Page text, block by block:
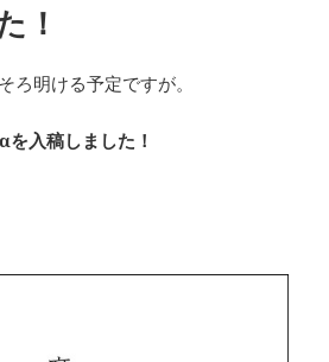
！
ろ明ける予定ですが。
を入稿しました！